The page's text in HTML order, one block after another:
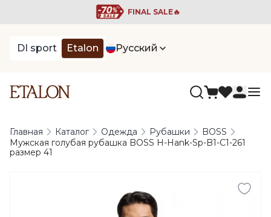
FINAL SALE🔥
DI sport Etalon Русский
Главная Каталог Одежда Рубашки
BOSS
Мужская голубая рубашка BOSS H-Hank-Sp-B1-C1-261
размер 41